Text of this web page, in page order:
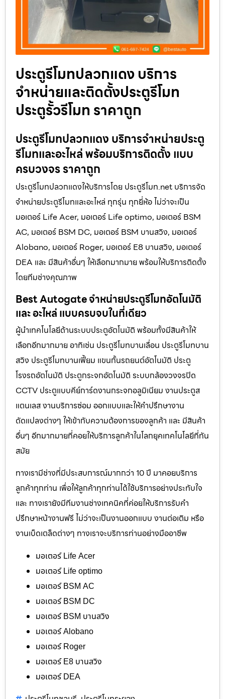
ประตูรีโมทปลวกแดง บริการ
จำหน่ายและติดตั้งประตูรีโมท
ประตูรั้วรีโมท ราคาถูก
ประตูรีโมทปลวกแดง บริการจำหน่ายประตู
รีโมทและอะไหล่ พร้อมบริการติดตั้ง แบบ
ครบวงจร ราคาถูก
ประตูรีโมทปลวกแดงให้บริการโดย ประตูรีโมท.net บริการจัด
จำหน่ายประตูรีโมทและอะไหล่ ทุกรุ่น ทุกยี่ห้อ ไม่ว่าจะเป็น
มอเตอร์ Life Acer, มอเตอร์ Life optimo, มอเตอร์ BSM
AC, มอเตอร์ BSM DC, มอเตอร์ BSM บานสวิง, มอเตอร์
Alobano, มอเตอร์ Roger, มอเตอร์ E8 บานสวิง, มอเตอร์
DEA และ มีสินค้าอื่นๆ ให้เลือกมากมาย พร้อมให้บริการติดตั้ง
โดยทีมช่างคุณภาพ
Best Autogate จำหน่ายประตูรีโมทอัตโนมัติ
และ อะไหล่ แบบครบจบในที่เดียว
ผู้นำเทคโนโลยีด้านระบบประตูอัตโนมัติ พร้อมทั้งมีสินค้าให้
เลือกอีกมากมาย อาทิเช่น ประตูรีโมทบานเลื่อน ประตูรีโมทบาน
สวิง ประตูรีโมทบานเฟี้ยม แขนกั้นรถยนต์อัตโนมัติ ประตู
โรงรถอัตโนมัติ ประตูกระจกอัตโนมัติ ระบบกล้องวงจรปิด
CCTV ประตูแบบคีย์การ์ดงานกระจกอลูมิเนียม งานประตูส
แตนเลส งานบริการซ่อม ออกแบบและให้คำปรึกษางาน
ดัดแปลงต่างๆ ให้เข้ากับความต้องการของลูกค้า และ มีสินค้า
อื่นๆ อีกมากมายที่คอยให้บริการลูกค้าในโลกยุคเทคโนโลยีที่ทัน
สมัย
ทางเรามีช่างที่มีประสบการณ์มากกว่า 10 ปี มาคอยบริการ
ลูกค้าทุกท่าน เพื่อให้ลูกค้าทุกท่านได้ใช้บริการอย่างประทับใจ
และ ทางเรายังมีทีมงานช่างเทคนิคที่ค่อยให้บริการรับคำ
ปรึกษาหน้างานฟรี ไม่ว่าจะเป็นงานออกแบบ งานต่อเติม หรือ
งานเบ็ดเตล็ดต่างๆ ทางเราจะบริการท่านอย่างมืออาชีพ
มอเตอร์ Life Acer
มอเตอร์ Life optimo
มอเตอร์ BSM AC
มอเตอร์ BSM DC
มอเตอร์ BSM บานสวิง
มอเตอร์ Alobano
มอเตอร์ Roger
มอเตอร์ E8 บานสวิง
มอเตอร์ DEA